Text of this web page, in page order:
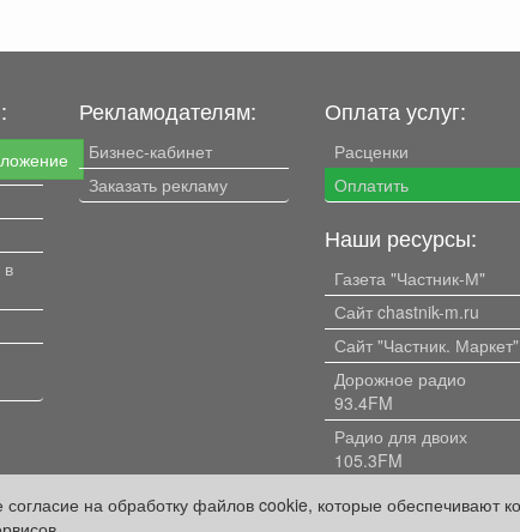
согласие на обработку файлов cookie, которые обеспечивают
Рекламодателям:
Бизнес-кабинет
Заказать рекламу
Оплата услуг:
Расценки
Оплатить
Наши ресурсы:
Газета "Частник-М"
Сайт chastnik-m.ru
Сайт "Частник. Маркет"
Дорожное радио
93.4FM
Радио для двоих
105.3FM